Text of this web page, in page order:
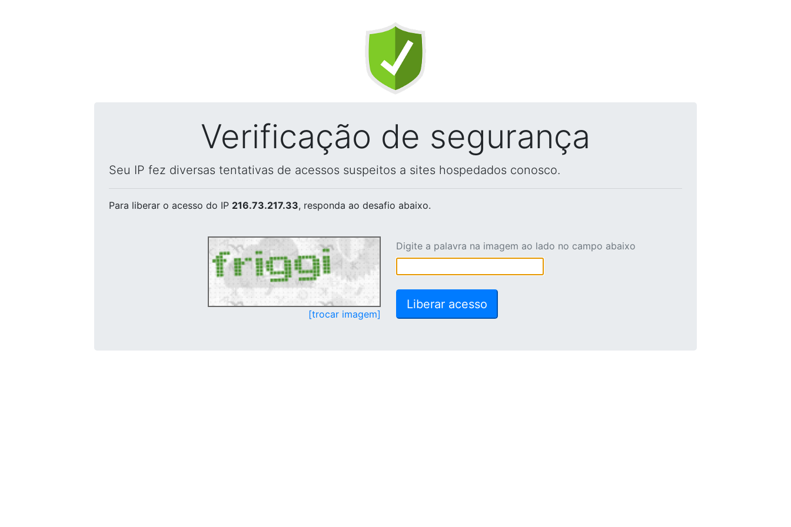
Verificação de segurança
Seu IP fez diversas tentativas de acessos suspeitos a sites hospedados conosco.
Para liberar o acesso do IP 216.73.217.33, responda ao desafio abaixo.
[trocar imagem]
Digite a palavra na imagem ao lado no campo abaixo